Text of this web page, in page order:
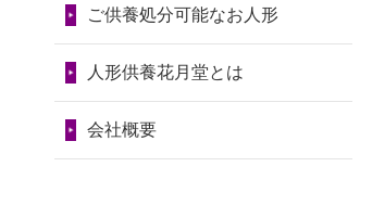
2026/07/29 09:23
2026/06/30 長年大事にしてき
た雛人形です、供養していた
2026/06/29
人形以外はどうしてるのです
か？
人形はどうなるのでしょう
か？
令和7年2月28日(金)
第75回人形供養祭
令和7年1月17日(金)
ご供養処分可能なお人形
人形供養花月堂とは
会社概要